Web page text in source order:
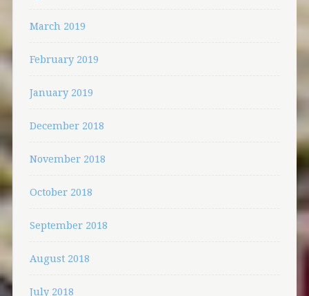
March 2019
February 2019
January 2019
December 2018
November 2018
October 2018
September 2018
August 2018
July 2018